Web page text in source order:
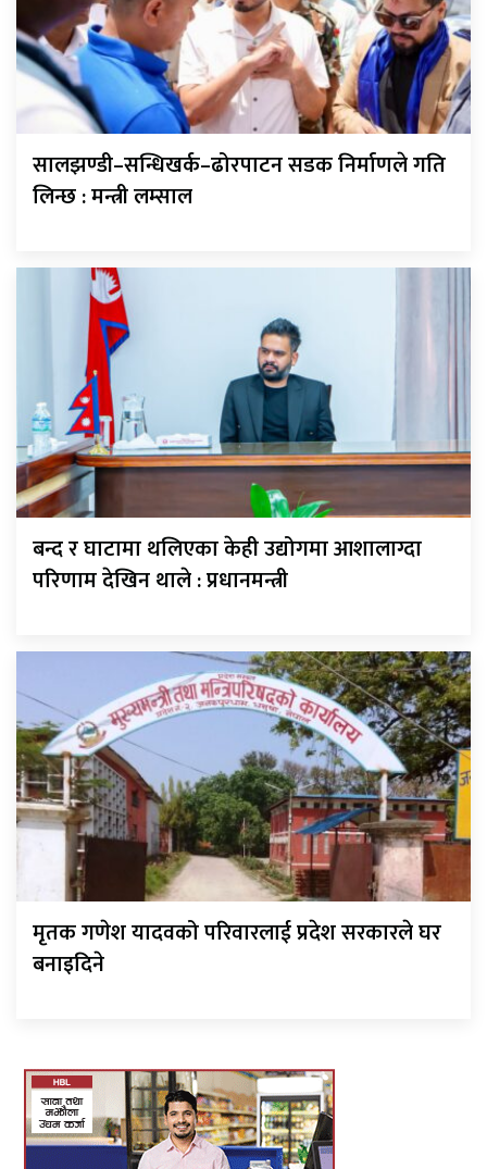
सालझण्डी–सन्धिखर्क–ढोरपाटन सडक निर्माणले गति
लिन्छ : मन्त्री लम्साल
बन्द र घाटामा थलिएका केही उद्योगमा आशालाग्दा
परिणाम देखिन थाले : प्रधानमन्त्री
मृतक गणेश यादवको परिवारलाई प्रदेश सरकारले घर
बनाइदिने